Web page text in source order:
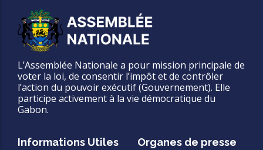
L’Assemblée Nationale a pour mission principale de
voter la loi, de consentir l’impôt et de contrôler
l’action du pouvoir exécutif (Gouvernement). Elle
participe activement à la vie démocratique du
Gabon.
Informations Utiles Organes de presse